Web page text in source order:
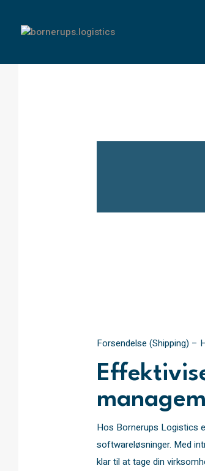
Forsendelse (Shipping) –
Hos Bornerups Logistics
softwareløsninger. Med
klar til at tage din